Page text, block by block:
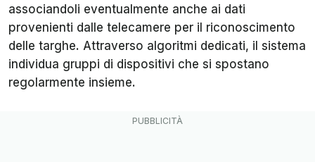
associandoli eventualmente anche ai dati
provenienti dalle telecamere per il riconoscimento
delle targhe. Attraverso algoritmi dedicati, il sistema
individua gruppi di dispositivi che si spostano
regolarmente insieme.